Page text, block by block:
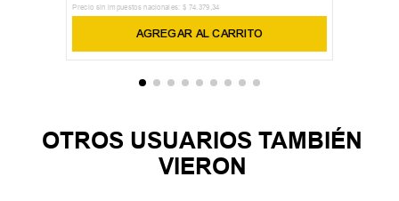
Precio sin impuestos nacionales: $ 74 379 34
AGREGAR AL CARRITO
OTROS USUARIOS TAMBIÉN
VIERON